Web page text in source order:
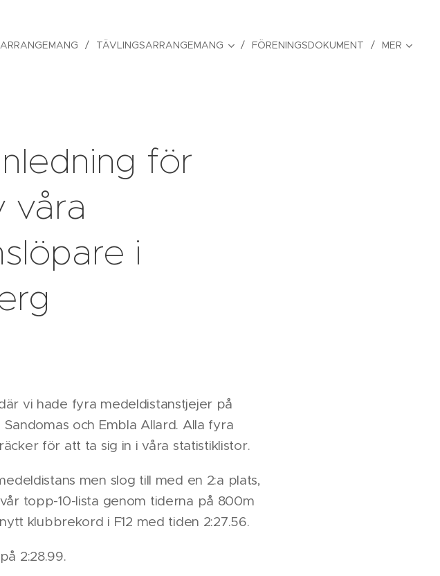
TÄVLINGSARRANGEMANG FÖRENINGSDOKUMENT MER
för
våra
i
vi hade fyra medeldistanstjejer på
och Embla Allard. Alla fyra
för att ta sig in i våra statistiklistor.
men slog till med en 2:a plats,
topp-10-lista genom tiderna på 800m
klubbrekord i F12 med tiden 2:27.56.
2:28.99.